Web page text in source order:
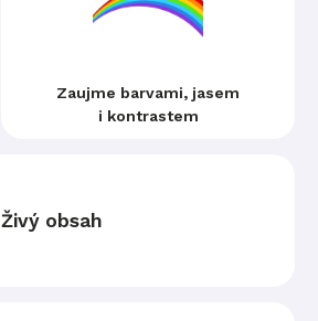
Zaujme barvami, jasem
i kontrastem
Živý obsah